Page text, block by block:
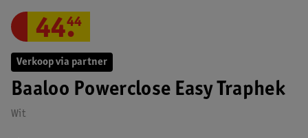
Verkoop via partner
Baaloo Powerclose Easy Traphek
Wit
44.
44